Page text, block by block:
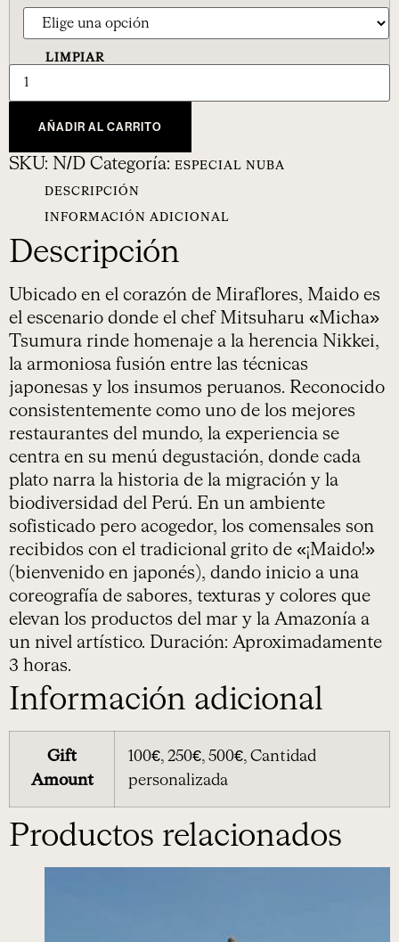
LIMPIAR
AÑADIR AL CARRITO
SKU: N/D Categoría: ESPECIAL NUBA
DESCRIPCIÓN
INFORMACIÓN ADICIONAL
Descripción
Ubicado en el corazón de Miraflores, Maido es
el escenario donde el chef Mitsuharu «Micha»
Tsumura rinde homenaje a la herencia Nikkei,
la armoniosa fusión entre las técnicas
japonesas y los insumos peruanos. Reconocido
consistentemente como uno de los mejores
restaurantes del mundo, la experiencia se
centra en su menú degustación, donde cada
plato narra la historia de la migración y la
biodiversidad del Perú. En un ambiente
sofisticado pero acogedor, los comensales son
recibidos con el tradicional grito de «¡Maido!»
(bienvenido en japonés), dando inicio a una
coreografía de sabores, texturas y colores que
elevan los productos del mar y la Amazonía a
un nivel artístico. Duración: Aproximadamente
3 horas.
Información adicional
Gift
Amount
100€, 250€, 500€, Cantidad
personalizada
Productos relacionados